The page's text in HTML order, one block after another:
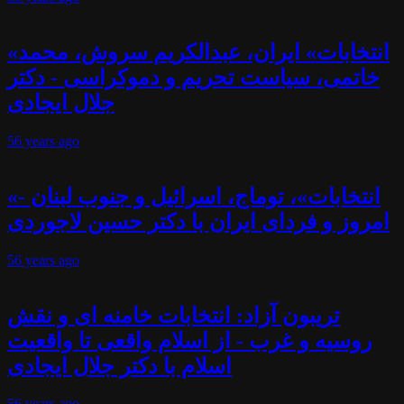
«انتخابات» ایران، عبدالکریم سروش، محمد
خاتمی، سیاست تحریم و دموکراسی - دکتر
جلال ایجادی
56 years ago
«انتخابات»، توماج، اسرائیل و جنوب لبنان -
امروز و فردای ایران با دکتر حسین لاجوردی
56 years ago
تریبون آزاد: انتخابات خامنه ای و نقش
روسیه و غرب - از اسلام واقعی تا واقعیت
اسلام با دکتر جلال ایجادی